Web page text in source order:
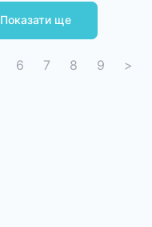
Показати ще
6 7 8 9 >